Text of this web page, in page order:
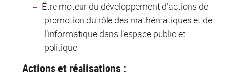
Être moteur du développement d’actions de
promotion du rôle des mathématiques et de
l’informatique dans l’espace public et
politique
Actions et réalisations :